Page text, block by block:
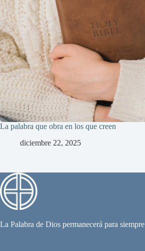
La palabra que obra en los que creen
diciembre 22, 2025
La Palabra de Dios permanecerá para siempre